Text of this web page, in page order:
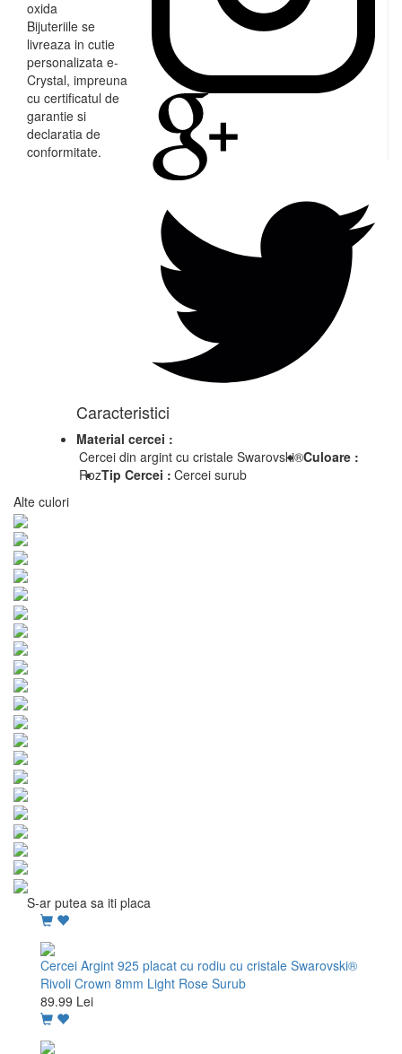
oxida
Bijuteriile se
livreaza in cutie
personalizata e-
Crystal, impreuna
cu certificatul de
garantie si
declaratia de
conformitate.
Caracteristici
Material cercei :
Cercei din argint cu cristale Swarovski®Culoare :
RozTip Cercei : Cercei surub
Alte culori
S-ar putea sa iti placa
Cercei Argint 925 placat cu rodiu cu cristale Swarovski®
Rivoli Crown 8mm Light Rose Surub
89.99 Lei